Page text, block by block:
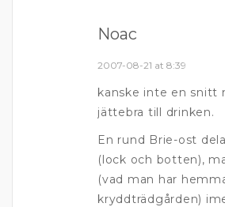
Noac
2007-08-21 at 8:39
kanske inte en snitt
jättebra till drinken.
En rund Brie-ost
(lock och botten),
(vad man har
kryddträdgården)